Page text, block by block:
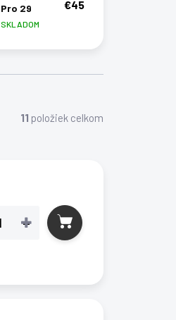
Pro 29
SKLADOM
€45
11 položiek celkom
+